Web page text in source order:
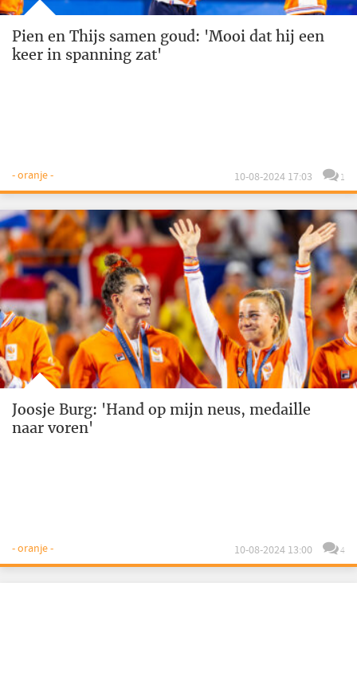
Pien en Thijs samen goud: 'Mooi dat hij een
keer in spanning zat'
- oranje - 10-08-2024 17:03 1
Joosje Burg: 'Hand op mijn neus, medaille
naar voren'
- oranje - 10-08-2024 13:00 4